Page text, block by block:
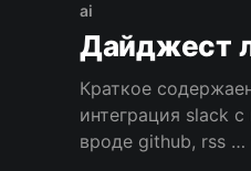
ai
Дайджест
Краткое
интеграция slack
вроде github, rss … * одностраничное